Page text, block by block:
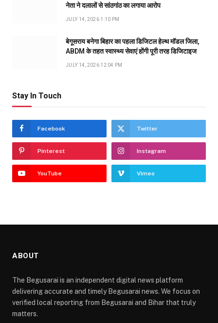
नेता ने दलालों से सांठगांठ का लगाया आरोप
JULY 14, 2026 1:10 PM
बेगूसराय बनेगा बिहार का पहला डिजिटल हेल्थ मॉडल जिला,
ABDM के तहत स्वास्थ्य सेवाएं होंगी पूरी तरह डिजिटाइज
JULY 14, 2026 12:04 PM
Stay In Touch
Facebook Twitter
Pinterest Instagram
YouTube Vimeo
ABOUT
The Begusarai is an independent digital news platform
delivering accurate and timely Begusarai news. We focus on
verified local reporting from Begusarai and Bihar that truly
matters.